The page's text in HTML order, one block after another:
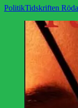
Kategorier
PolitikEtiketter
Tidskriften